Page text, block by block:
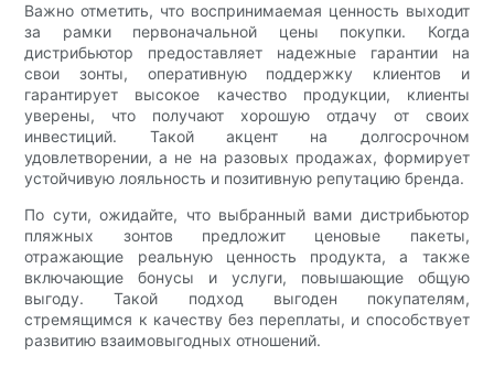
Важно отметить, что воспринимаемая ценность выходит
за рамки первоначальной цены покупки. Когда
дистрибьютор предоставляет надежные гарантии на
свои зонты, оперативную поддержку клиентов и
гарантирует высокое качество продукции, клиенты
уверены, что получают хорошую отдачу от своих
инвестиций. Такой акцент на долгосрочном
удовлетворении, а не на разовых продажах, формирует
устойчивую лояльность и позитивную репутацию бренда.
По сути, ожидайте, что выбранный вами дистрибьютор
пляжных зонтов предложит ценовые пакеты,
отражающие реальную ценность продукта, а также
включающие бонусы и услуги, повышающие общую
выгоду. Такой подход выгоден покупателям,
стремящимся к качеству без переплаты, и способствует
развитию взаимовыгодных отношений.